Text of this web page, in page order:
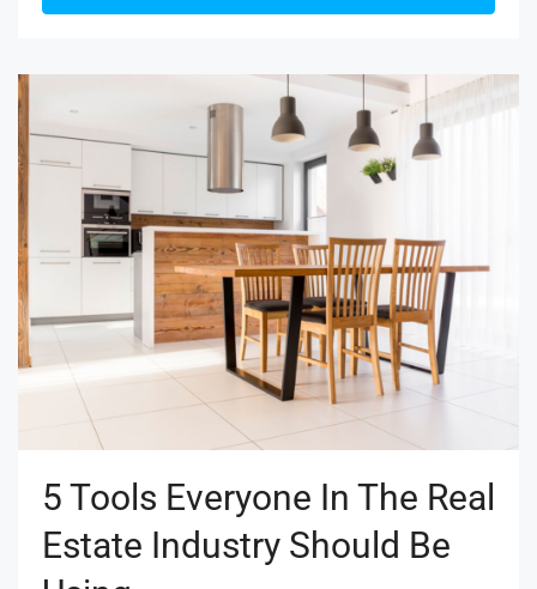
5 Tools Everyone In The Real
Estate Industry Should Be